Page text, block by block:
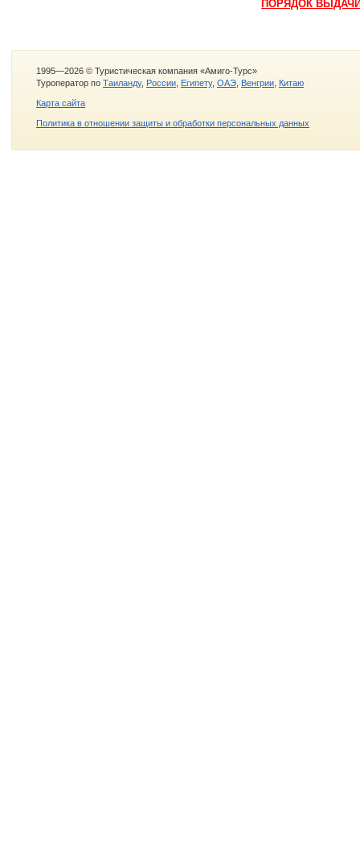
ПОРЯДОК
1995—2026 © Туристическая компания «Амиго-Турс»
Туроператор по Таиланду, России Египету, ОАЭ Венгрии Китаю
Карта сайта
Политика в отношении защиты и обработки персональных данных